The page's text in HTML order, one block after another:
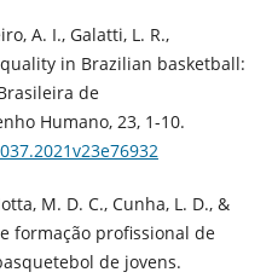
A. I., Galatti, L. R.,
in Brazilian basketball:
de
Humano, 23, 1-10.
M. D. C., Cunha, L. D., &
formação profissional de
de jovens.